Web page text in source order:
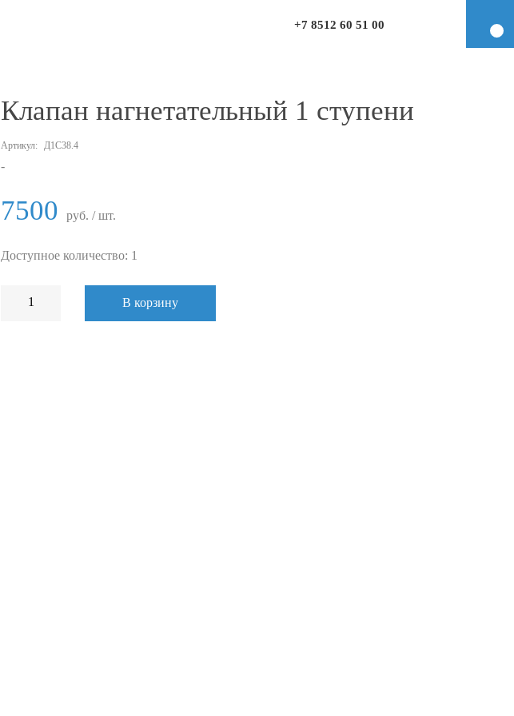
+7 8512 60 51 00
Клапан нагнетательный 1 ступени
Артикул: Д1С38.4
-
7500 руб. / шт.
Доступное количество: 1
В корзину